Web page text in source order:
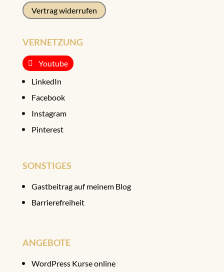
Vertrag widerrufen
VERNETZUNG
Youtube
LinkedIn
Facebook
Instagram
Pinterest
SONSTIGES
Gastbeitrag auf meinem Blog
Barrierefreiheit
ANGEBOTE
WordPress Kurse online